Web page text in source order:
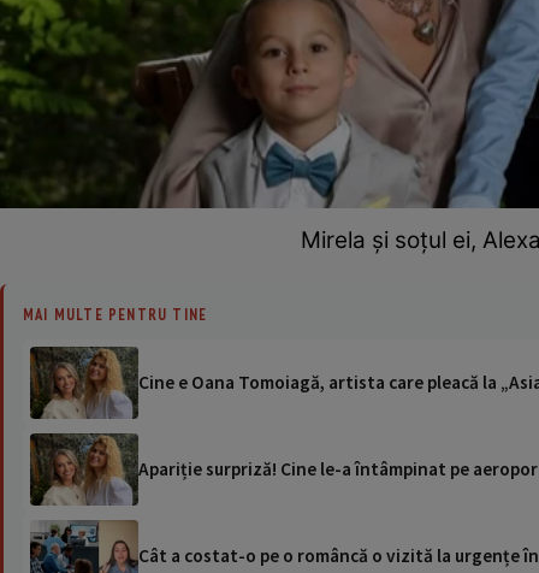
Mirela și soțul ei,
MAI MULTE PENTRU TINE
Cine e Oana Tomoiagă, artista care pleacă la
Apariție surpriză! Cine le-a întâmpinat pe
Cât a costat-o pe o româncă o vizită la urgențe